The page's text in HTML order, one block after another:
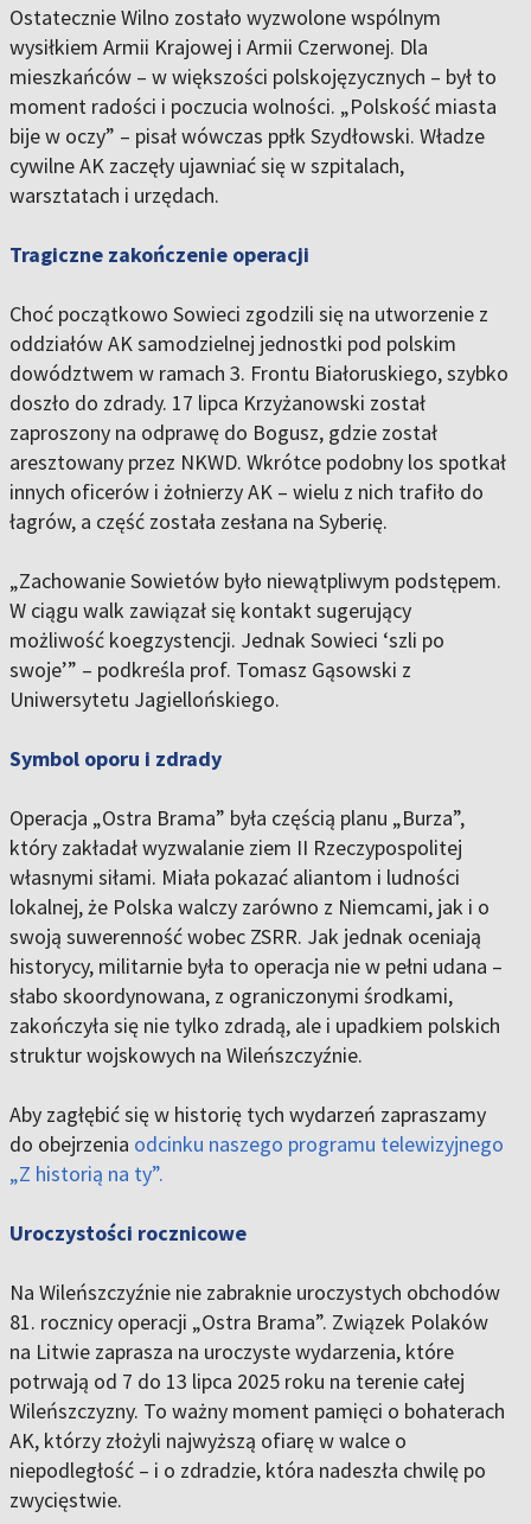
Ostatecznie Wilno zostało wyzwolone wspólnym
wysiłkiem Armii Krajowej i Armii Czerwonej. Dla
mieszkańców – w większości polskojęzycznych – był to
moment radości i poczucia wolności. „Polskość miasta
bije w oczy” – pisał wówczas ppłk Szydłowski. Władze
cywilne AK zaczęły ujawniać się w szpitalach,
warsztatach i urzędach.
Tragiczne zakończenie operacji
Choć początkowo Sowieci zgodzili się na utworzenie z
oddziałów AK samodzielnej jednostki pod polskim
dowództwem w ramach 3. Frontu Białoruskiego, szybko
doszło do zdrady. 17 lipca Krzyżanowski został
zaproszony na odprawę do Bogusz, gdzie został
aresztowany przez NKWD. Wkrótce podobny los spotkał
innych oficerów i żołnierzy AK – wielu z nich trafiło do
łagrów, a część została zesłana na Syberię.
„Zachowanie Sowietów było niewątpliwym podstępem.
W ciągu walk zawiązał się kontakt sugerujący
możliwość koegzystencji. Jednak Sowieci ‘szli po
swoje’” – podkreśla prof. Tomasz Gąsowski z
Uniwersytetu Jagiellońskiego.
Symbol oporu i zdrady
Operacja „Ostra Brama” była częścią planu „Burza”,
który zakładał wyzwalanie ziem II Rzeczypospolitej
własnymi siłami. Miała pokazać aliantom i ludności
lokalnej, że Polska walczy zarówno z Niemcami, jak i o
swoją suwerenność wobec ZSRR. Jak jednak oceniają
historycy, militarnie była to operacja nie w pełni udana –
słabo skoordynowana, z ograniczonymi środkami,
zakończyła się nie tylko zdradą, ale i upadkiem polskich
struktur wojskowych na Wileńszczyźnie.
Aby zagłębić się w historię tych wydarzeń zapraszamy
do obejrzenia odcinku naszego programu telewizyjnego
„Z historią na ty”.
Uroczystości rocznicowe
Na Wileńszczyźnie nie zabraknie uroczystych obchodów
81. rocznicy operacji „Ostra Brama”. Związek Polaków
na Litwie zaprasza na uroczyste wydarzenia, które
potrwają od 7 do 13 lipca 2025 roku na terenie całej
Wileńszczyzny. To ważny moment pamięci o bohaterach
AK, którzy złożyli najwyższą ofiarę w walce o
niepodległość – i o zdradzie, która nadeszła chwilę po
zwycięstwie.